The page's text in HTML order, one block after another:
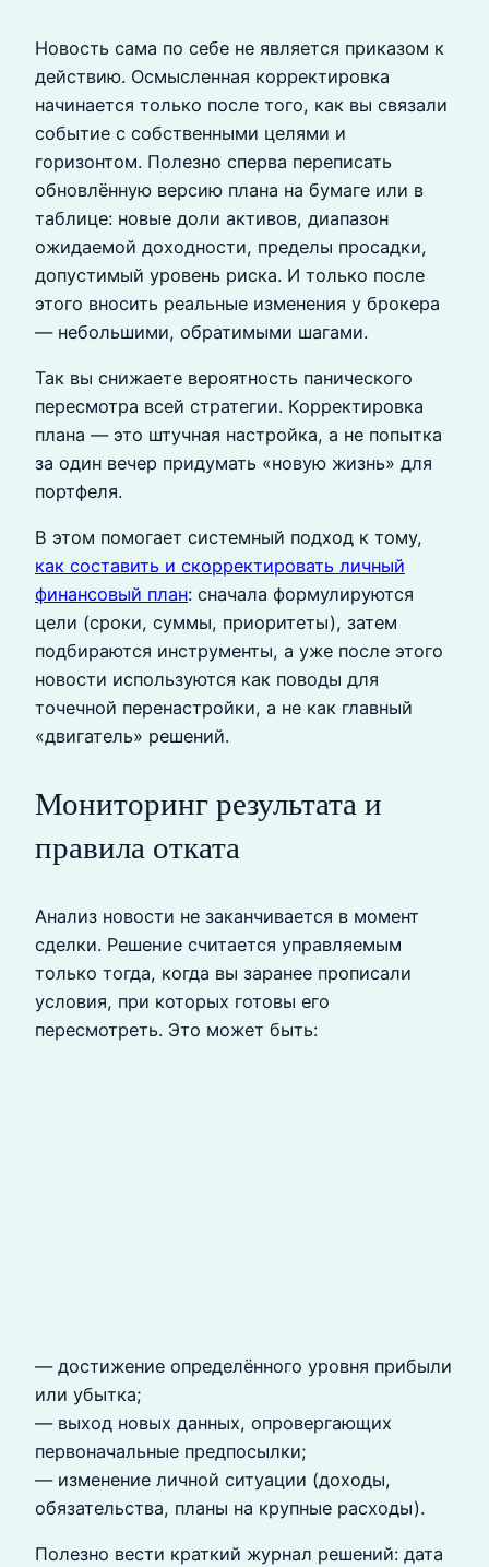
Новость сама по себе не является приказом к
действию. Осмысленная корректировка
начинается только после того, как вы связали
событие с собственными целями и
горизонтом. Полезно сперва переписать
обновлённую версию плана на бумаге или в
таблице: новые доли активов, диапазон
ожидаемой доходности, пределы просадки,
допустимый уровень риска. И только после
этого вносить реальные изменения у брокера
— небольшими, обратимыми шагами.
Так вы снижаете вероятность панического
пересмотра всей стратегии. Корректировка
плана — это штучная настройка, а не попытка
за один вечер придумать «новую жизнь» для
портфеля.
В этом помогает системный подход к тому,
как составить и скорректировать личный
финансовый план: сначала формулируются
цели (сроки, суммы, приоритеты), затем
подбираются инструменты, а уже после этого
новости используются как поводы для
точечной перенастройки, а не как главный
«двигатель» решений.
Мониторинг результата и
правила отката
Анализ новости не заканчивается в момент
сделки. Решение считается управляемым
только тогда, когда вы заранее прописали
условия, при которых готовы его
пересмотреть. Это может быть:
— достижение определённого уровня прибыли
или убытка;
— выход новых данных, опровергающих
первоначальные предпосылки;
— изменение личной ситуации (доходы,
обязательства, планы на крупные расходы).
Полезно вести краткий журнал решений: дата